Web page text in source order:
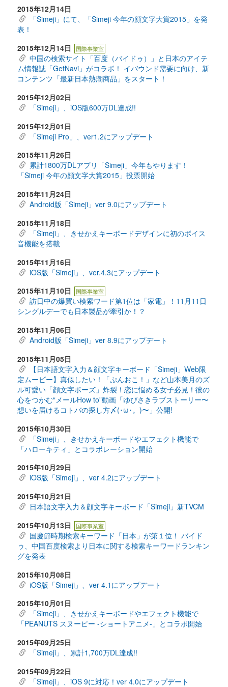
2015年12月14日
「Simeji」にて、「Simeji 今年の顔文字大賞2015」を発
表！
2015年12月14日
国際事業室
中国の検索サイト「百度（バイドゥ）」と日本のアイテ
ム情報誌「GetNavi」がコラボ！ イバウンド需要に向け、新
コンテンツ「最新日本熱潮商品」をスタート！
2015年12月02日
「Simeji」、iOS版600万DL達成!!
2015年12月01日
「Simeji Pro」、ver1.2にアップデート
2015年11月26日
累計1800万DLアプリ「Simeji」今年もやります！
「Simeji 今年の顔文字大賞2015」投票開始
2015年11月24日
Android版「Simeji」ver 9.0にアップデート
2015年11月18日
「Simeji」、きせかえキーボードデザインに初のボイス
音機能を搭載
2015年11月16日
iOS版「Simeji」、ver.4.3にアップデート
2015年11月10日
国際事業室
訪日中の爆買い検索ワード第1位は「家電」！11月11日
シングルデーでも日本製品が牽引か！？
2015年11月06日
Android版「Simeji」ver 8.9にアップデート
2015年11月05日
【日本語文字入力＆顔文字キーボード「Simeji」Web限
定ムービー】真似したい！「ぷんおこ！」など山本美月のズ
ル可愛い「顔文字ポーズ」炸裂！恋に悩める女子必見！彼の
心をつかむ“メールHow to”動画「ゆびさきラブストーリー〜
想いを届けるコトバの探し方〆(･ω･。)〜」公開!
2015年10月30日
「Simeji」、きせかえキーボードやエフェクト機能で
「ハローキティ」とコラボレーション開始
2015年10月29日
iOS版「Simeji」、ver 4.2にアップデート
2015年10月21日
日本語文字入力＆顔文字キーボード「Simeji」新TVCM
2015年10月13日
国際事業室
国慶節時期検索キーワード「日本」が第１位！ バイド
ゥ、中国百度検索より日本に関する検索キーワードランキン
グを発表
2015年10月08日
iOS版「Simeji」、ver 4.1にアップデート
2015年10月01日
「Simeji」、きせかえキーボードやエフェクト機能で
「PEANUTS スヌーピー -ショートアニメ-」とコラボ開始
2015年09月25日
「Simeji」、累計1,700万DL達成!!
2015年09月22日
「Simeji」、iOS 9に対応！ver 4.0にアップデート